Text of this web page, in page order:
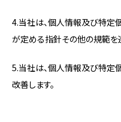
4.当社は、個人情報及び特定
が定める指針その他の規範を
5.当社は、個人情報及び特定
改善します。